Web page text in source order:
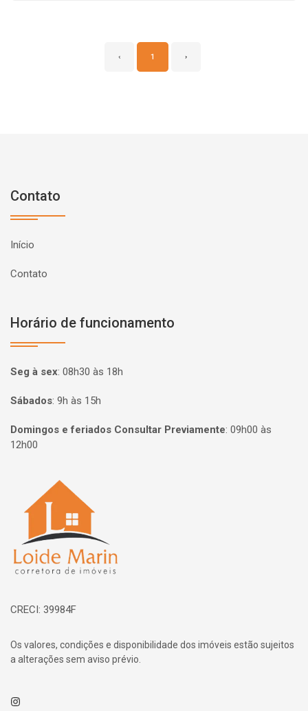
‹ 1 ›
Contato
Início
Contato
Horário de funcionamento
Seg à sex: 08h30 às 18h
Sábados: 9h às 15h
Domingos e feriados Consultar Previamente: 09h00 às
12h00
Página inicial
CRECI: 39984F
Os valores, condições e disponibilidade dos imóveis estão sujeitos
a alterações sem aviso prévio.
Instagram